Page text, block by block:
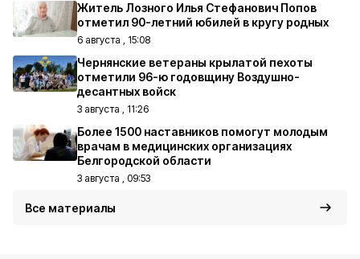
Житель Лозного Илья Стефанович Попов
отметил 90-летний юбилей в кругу родных
6 августа , 15:08
Чернянские ветераны крылатой пехоты
отметили 96-ю годовщину Воздушно-
десантных войск
3 августа , 11:26
Более 1500 наставников помогут молодым
врачам в медицинских организациях
Белгородской области
3 августа , 09:53
Все материалы